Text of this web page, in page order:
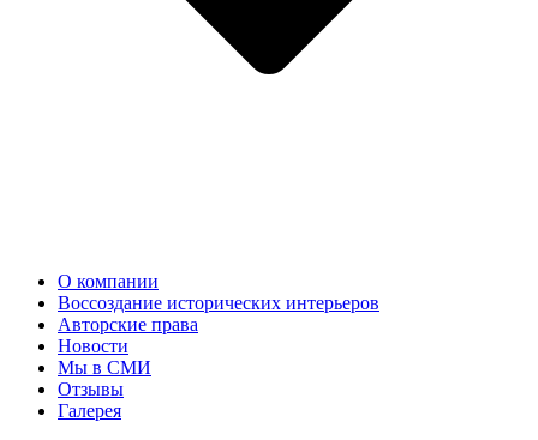
О компании
Воссоздание исторических интерьеров
Авторские права
Новости
Мы в СМИ
Отзывы
Галерея